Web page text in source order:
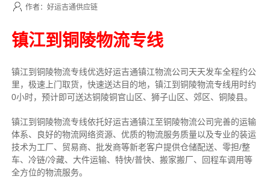
作者：好运吉通供应链
镇江到铜陵物流专线
镇江到铜陵物流专线优选好运吉通镇江物流公司天天发车全程约公
里， 极速上门取货，快速送达目的地，镇江到铜陵物流专线用时约
0小时，预计即可送达铜陵铜官山区、狮子山区、郊区、铜陵县。
镇江到铜陵物流专线依托好运吉通镇江至铜陵物流公司完善的运输
体系、良好的物流网络资源、优质的物流服务质量以及专业的装运
技术为工厂、贸易商、批发商等新老客户提供仓储配送、零担/整
车、冷链/冷藏、大件运输、特快/普快、搬家搬厂、回程车调用等
全方位的物流服务。